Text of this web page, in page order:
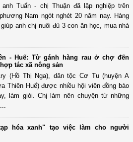
Tuấn - chị Thuận đã lập nghiệp trên
Nam ngót nghét 20 năm nay. Hàng
anh chị nuôi đủ 3 con ăn học, mua nhà
- Huế: Từ gánh hàng rau ở chợ đến
tác xã nông sản
(Hồ Thị Nga), dân tộc Cơ Tu (huyện A
Thiên Huế) được nhiều hội viên đồng bào
làm giỏi. Chị làm nên chuyện từ những
hóa xanh" tạo việc làm cho người